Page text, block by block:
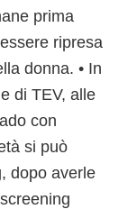
prima
ripresa
donna. • In
di TEV, alle
con
si può
dopo averle